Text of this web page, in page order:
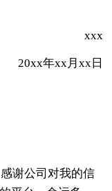
xxx
20xx年xx月xx日
谢公司对我的信